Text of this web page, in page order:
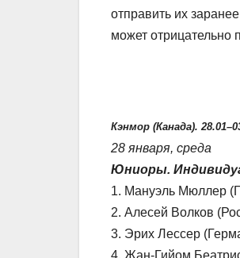
отправить их
может отрицательно
Кэнмор (Канада).
28 января, среда
Юниоры.
1. Мануэль Мюллер
2. Алесей Волков
3. Эрих Лессер
4. Жан-Гийом